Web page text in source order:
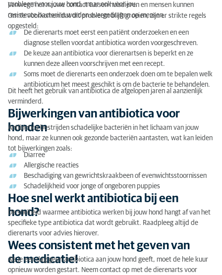
probleem voor jouw hond, maar ook voor jou.
Vanwege het nauwe contact tussen huisdieren en mensen kunnen
resistente bacteriën worden overgedragen op mensen.
Om te voorkomen dat dit probleem blijft groeien, zijn er strikte regels
opgesteld:
De dierenarts moet eerst een patiënt onderzoeken en een
diagnose stellen voordat antibiotica worden voorgeschreven.
De keuze aan antibiotica voor dierenartsen is beperkt en ze
kunnen deze alleen voorschrijven met een recept.
Soms moet de dierenarts een onderzoek doen om te bepalen welk
antibioticum het meest geschikt is om de bacterie te behandelen.
Dit heeft het gebruik van antibiotica de afgelopen jaren al aanzienlijk
verminderd.
Bijwerkingen van antibiotica voor
honden
Antibiotica bestrijden schadelijke bacteriën in het lichaam van jouw
hond, maar ze kunnen ook gezonde bacteriën aantasten, wat kan leiden
tot bijwerkingen zoals:
Diarree
Allergische reacties
Beschadiging van gewrichtskraakbeen of evenwichtsstoornissen
Schadelijkheid voor jonge of ongeboren puppies
Hoe snel werkt antibiotica bij een
hond?
De snelheid waarmee antibiotica werken bij jouw hond hangt af van het
specifieke type antibiotica dat wordt gebruikt. Raadpleeg altijd de
dierenarts voor advies hierover.
Wees consistent met het geven van
de medicatie!
Als je een dag geen antibiotica aan jouw hond geeft, moet de hele kuur
opnieuw worden gestart. Neem contact op met de dierenarts voor